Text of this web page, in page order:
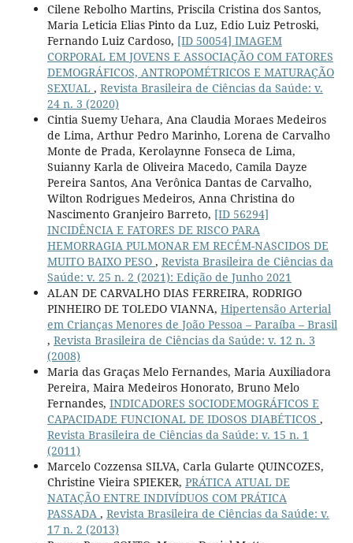
Cilene Rebolho Martins, Priscila Cristina dos Santos,
Maria Leticia Elias Pinto da Luz, Edio Luiz Petroski,
Fernando Luiz Cardoso, [ID 50054] IMAGEM
CORPORAL EM JOVENS E ASSOCIAÇÃO COM FATORES
DEMOGRÁFICOS, ANTROPOMÉTRICOS E MATURAÇÃO
SEXUAL , Revista Brasileira de Ciências da Saúde: v.
24 n. 3 (2020)
Cintia Suemy Uehara, Ana Claudia Moraes Medeiros
de Lima, Arthur Pedro Marinho, Lorena de Carvalho
Monte de Prada, Kerolaynne Fonseca de Lima,
Suianny Karla de Oliveira Macedo, Camila Dayze
Pereira Santos, Ana Verônica Dantas de Carvalho,
Wilton Rodrigues Medeiros, Anna Christina do
Nascimento Granjeiro Barreto, [ID 56294]
INCIDÊNCIA E FATORES DE RISCO PARA
HEMORRAGIA PULMONAR EM RECÉM-NASCIDOS DE
MUITO BAIXO PESO , Revista Brasileira de Ciências da
Saúde: v. 25 n. 2 (2021): Edição de Junho 2021
ALAN DE CARVALHO DIAS FERREIRA, RODRIGO
PINHEIRO DE TOLEDO VIANNA, Hipertensão Arterial
em Crianças Menores de João Pessoa – Paraíba – Brasil
, Revista Brasileira de Ciências da Saúde: v. 12 n. 3
(2008)
Maria das Graças Melo Fernandes, Maria Auxiliadora
Pereira, Maira Medeiros Honorato, Bruno Melo
Fernandes, INDICADORES SOCIODEMOGRÁFICOS E
CAPACIDADE FUNCIONAL DE IDOSOS DIABÉTICOS ,
Revista Brasileira de Ciências da Saúde: v. 15 n. 1
(2011)
Marcelo Cozzensa SILVA, Carla Gularte QUINCOZES,
Christine Vieira SPIEKER, PRÁTICA ATUAL DE
NATAÇÃO ENTRE INDIVÍDUOS COM PRÁTICA
PASSADA , Revista Brasileira de Ciências da Saúde: v.
17 n. 2 (2013)